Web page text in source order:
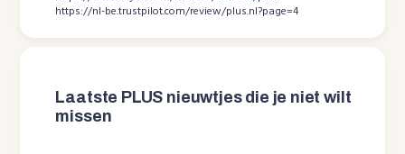
https://nl-be.trustpilot.com/review/plus.nl?page=4
Laatste PLUS nieuwtjes die je niet wilt
missen